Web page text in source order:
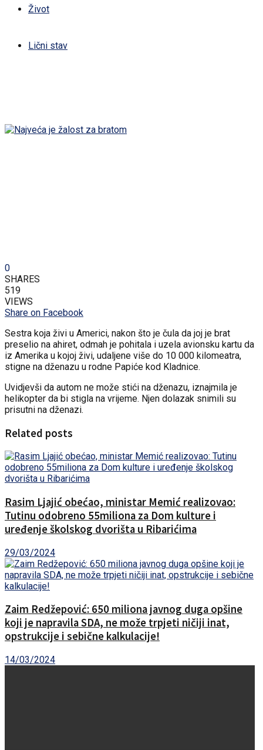
Život
Lični stav
0
SHARES
519
VIEWS
Share on Facebook
Sestra koja živi u Americi, nakon što je čula da joj je brat
preselio na ahiret, odmah je pohitala i uzela avionsku kartu da
iz Amerika u kojoj živi, udaljene više do 10 000 kilomeatra,
stigne na dženazu u rodne Papiće kod Kladnice.
Uvidjevši da autom ne može stići na dženazu, iznajmila je
helikopter da bi stigla na vrijeme. Njen dolazak snimili su
prisutni na dženazi.
Related posts
Rasim Ljajić obećao, ministar Memić realizovao:
Tutinu odobreno 55miliona za Dom kulture i
uređenje školskog dvorišta u Ribarićima
29/03/2024
Zaim Redžepović: 650 miliona javnog duga opšine
koji je napravila SDA, ne može trpjeti ničiji inat,
opstrukcije i sebične kalkulacije!
14/03/2024